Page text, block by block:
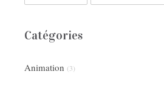
Catégories
Animation (3)